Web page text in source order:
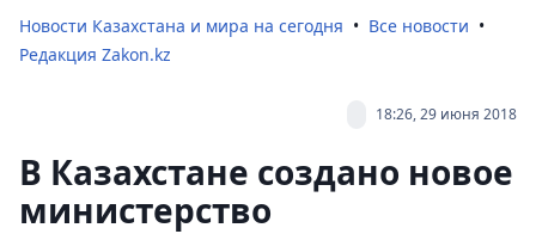
Новости Казахстана и мира на сегодня
Все новости
Редакция Zakon.kz
18:26, 29 июня 2018
В Казахстане создано новое
министерство